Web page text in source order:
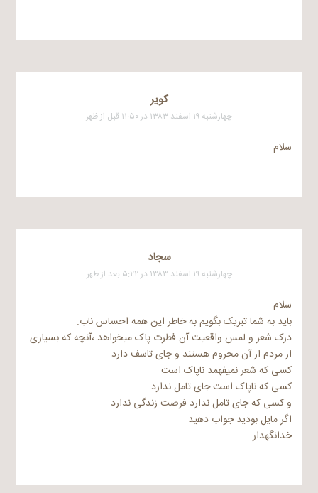
كوير
چهارشنبه ۱۹ اسفند ۱۳۸۳ در ۱۱:۵۰ قبل از ظهر
سلام
سجاد
چهارشنبه ۱۹ اسفند ۱۳۸۳ در ۵:۲۲ بعد از ظهر
سلام.
باید به شما تبریک بگویم به خاطر این همه احساس ناب.
درک شعر و لمس واقعیت آن فطرت پاک میخواهد ،آنچه که بسیاری
از مردم از آن محروم هستند و جای تاسف دارد.
کسی که شعر نمیفهمد ناپاک است
کسی که ناپاک است جای تامل ندارد
و کسی که جای تامل ندارد فرصت زندگی ندارد.
اگر مایل بودید جواب دهید
خدانگهدار